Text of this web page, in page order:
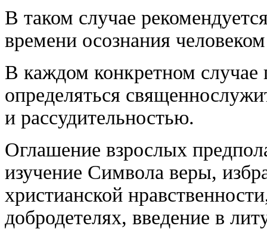
В таком случае
времени осознания
В каждом конкретном
определяться
и рассудительностью.
Оглашение взрослых
изучение Символа веры,
христианской
добродетелях, введение в